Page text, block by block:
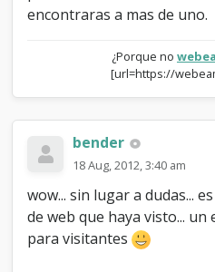
encontraras a mas de uno.
¿Porque no
[url=https://
bender
18 Aug, 2012, 3:40 am
wow... sin lugar a dudas...
de web que haya visto...
para visitantes